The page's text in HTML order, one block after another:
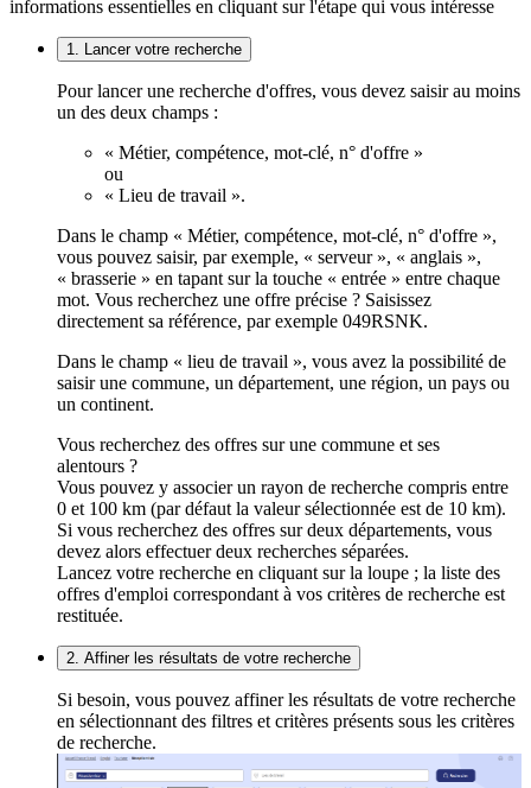
informations essentielles en cliquant sur l'étape qui vous intéresse
1. Lancer votre recherche
Pour lancer une recherche d'offres, vous devez saisir au moins
un des deux champs :
« Métier, compétence, mot-clé, n° d'offre »
ou
« Lieu de travail ».
Dans le champ « Métier, compétence, mot-clé, n° d'offre »,
vous pouvez saisir, par exemple, « serveur », « anglais »,
« brasserie » en tapant sur la touche « entrée » entre chaque
mot. Vous recherchez une offre précise ? Saisissez
directement sa référence, par exemple 049RSNK.
Dans le champ « lieu de travail », vous avez la possibilité de
saisir une commune, un département, une région, un pays ou
un continent.
Vous recherchez des offres sur une commune et ses
alentours ?
Vous pouvez y associer un rayon de recherche compris entre
0 et 100 km (par défaut la valeur sélectionnée est de 10 km).
Si vous recherchez des offres sur deux départements, vous
devez alors effectuer deux recherches séparées.
Lancez votre recherche en cliquant sur la loupe ; la liste des
offres d'emploi correspondant à vos critères de recherche est
restituée.
2. Affiner les résultats de votre recherche
Si besoin, vous pouvez affiner les résultats de votre recherche
en sélectionnant des filtres et critères présents sous les critères
de recherche.